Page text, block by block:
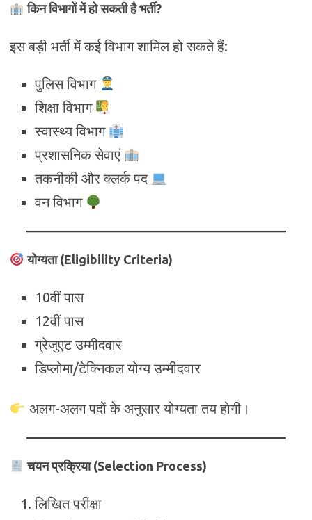
किन विभागों में हो सकती है भर्ती?
इस बड़ी भर्ती में कई विभाग शामिल हो सकते हैं:
पुलिस विभाग
शिक्षा विभाग
स्वास्थ्य विभाग
प्रशासनिक सेवाएं
तकनीकी और क्लर्क पद
वन विभाग
योग्यता (Eligibility Criteria)
10वीं पास
12वीं पास
ग्रेजुएट उम्मीदवार
डिप्लोमा/टेक्निकल योग्य उम्मीदवार
अलग-अलग पदों के अनुसार योग्यता तय होगी।
चयन प्रक्रिया (Selection Process)
लिखित परीक्षा